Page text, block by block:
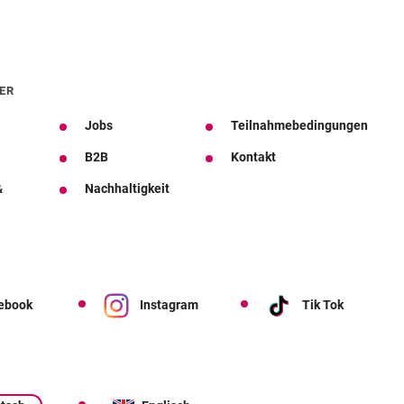
Jobs Teilnahmebedingungen
B2B Kontakt
Nachhaltigkeit
Instagram Tik Tok